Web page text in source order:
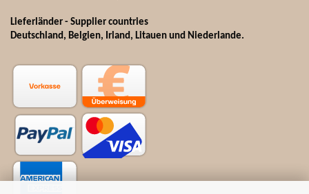
Lieferländer - Supplier countries
Deutschland, Belgien, Irland, Litauen und Niederlande.